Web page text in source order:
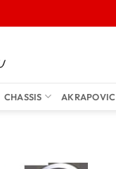
CHASSIS AKRAPOVIC